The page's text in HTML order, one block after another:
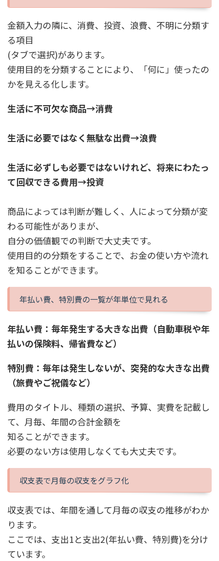
金額入力の隣に、消費、投資、浪費、不明に分類す
る項目
(タブで選択)があります。
使用目的を分類することにより、「何に」使ったの
かを見える化します。
生活に不可欠な商品→消費
生活に必要ではなく無駄な出費→浪費
生活に必ずしも必要ではないけれど、将来にわたっ
て回収できる費用→投資
商品によっては判断が難しく、人によって分類が変
わる可能性がありまが、
自分の価値観での判断で大丈夫です。
使用目的の分類をすることで、お金の使い方や流れ
を知ることができます。
年払い費、特別費の一覧が年単位で見れる
年払い費：毎年発生する大きな出費（自動車税や年
払いの保険料、帰省費など）
特別費：毎年は発生しないが、突発的な大きな出費
（旅費やご祝儀など）
費用のタイトル、種類の選択、予算、実費を記載し
て、月毎、年間の合計金額を
知ることができます。
必要のない方は使用しなくても大丈夫です。
収支表で月毎の収支をグラフ化
収支表では、年間を通して月毎の収支の推移がわか
ります。
ここでは、支出1と支出2(年払い費、特別費)を分け
ています。